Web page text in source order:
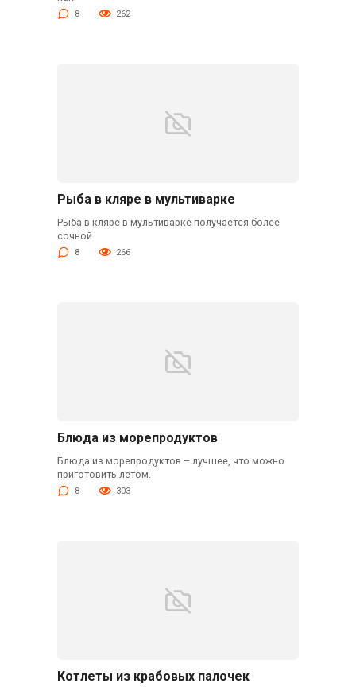
8 262
Рыба в кляре в мультиварке
Рыба в кляре в мультиварке получается более
сочной
8 266
Блюда из морепродуктов
Блюда из морепродуктов – лучшее, что можно
приготовить летом.
8 303
Котлеты из крабовых палочек